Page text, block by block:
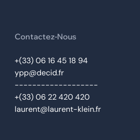
Contactez-Nous
+(33) 06 16 45 18 94
ypp@decid.fr
-------------------
+(33) 06 22 420 420
laurent@laurent-klein.fr